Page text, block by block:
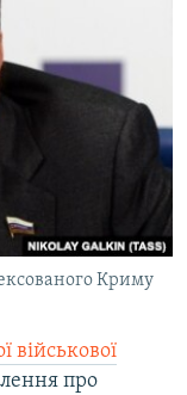
Криму
військової
про